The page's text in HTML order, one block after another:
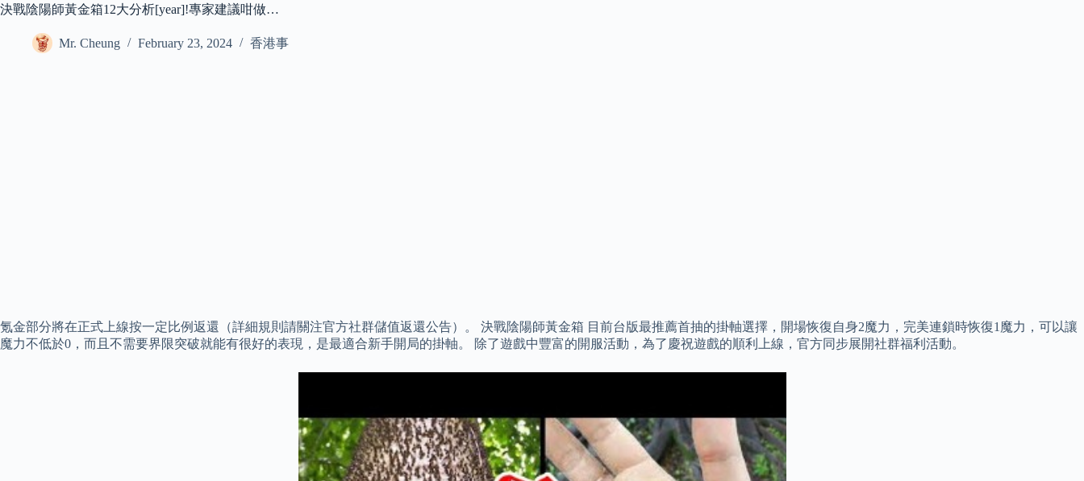
決戰陰陽師黃金箱12大分析[year]!專家建議咁做…
Mr. Cheung February 23, 2024 香港事
氪金部分將在正式上線按一定比例返還（詳細規則請關注官方社群儲值返還公告）。 決戰陰陽師黃金箱 目前台版最推薦首抽的掛軸選擇，開場恢復自身2魔力，完美連鎖時恢復1魔力，可以讓
魔力不低於0，而且不需要界限突破就能有很好的表現，是最適合新手開局的掛軸。 除了遊戲中豐富的開服活動，為了慶祝遊戲的順利上線，官方同步展開社群福利活動。